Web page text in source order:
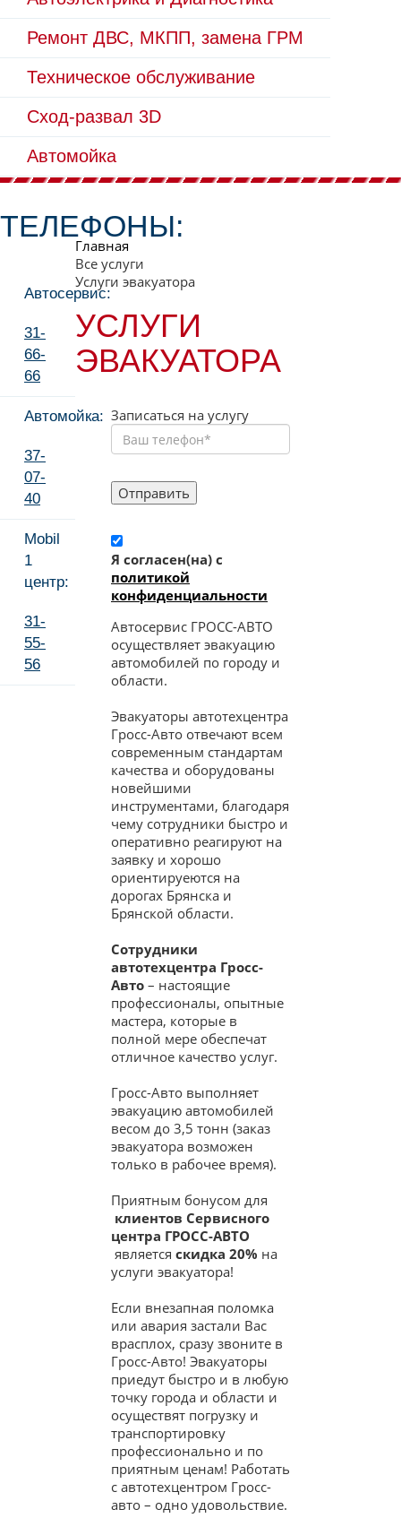
Ремонт ДВС, МКПП, замена ГРМ
Техническое обслуживание
Сход-развал 3D
Автомойка
ТЕЛЕФОНЫ:
Автосервис:
31-
66-
66
Автомойка:
37-
07-
40
Mobil
1
центр:
31-
55-
56
Главная
Все услуги
Услуги эвакуатора
УСЛУГИ
ЭВАКУАТОРА
Записаться на услугу
Я согласен(на) c
политикой
конфиденциальности
Автосервис ГРОСС-АВТО
осуществляет эвакуацию
автомобилей по городу и
области.
Эвакуаторы автотехцентра
Гросс-Авто отвечают всем
современным стандартам
качества и оборудованы
новейшими
инструментами, благодаря
чему сотрудники быстро и
оперативно реагируют на
заявку и хорошо
ориентируеются на
дорогах Брянска и
Брянской области.
Сотрудники
автотехцентра Гросс-
Авто – настоящие
профессионалы, опытные
мастера, которые в
полной мере обеспечат
отличное качество услуг.
Гросс-Авто выполняет
эвакуацию автомобилей
весом до 3,5 тонн (заказ
эвакуатора возможен
только в рабочее время).
Приятным бонусом для
клиентов Сервисного
центра ГРОСС-АВТО
является скидка 20% на
услуги эвакуатора!
Если внезапная поломка
или авария застали Вас
врасплох, сразу звоните в
Гросс-Авто! Эвакуаторы
приедут быстро и в любую
точку города и области и
осуществят погрузку и
транспортировку
профессионально и по
приятным ценам! Работать
с автотехцентром Гросс-
авто – одно удовольствие.